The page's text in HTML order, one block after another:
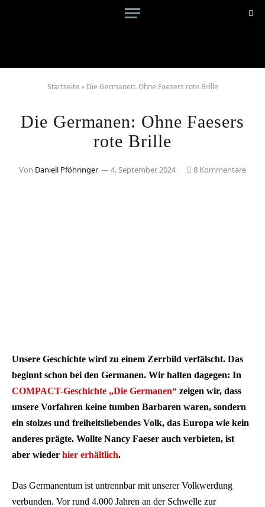
Startseite » Die Germanen: Ohne Faesers rote Brille
Die Germanen: Ohne Faesers
rote Brille
Von Daniell Pföhringer 4. September 2024 8 Kommentare
Unsere Geschichte wird zu einem Zerrbild verfälscht. Das
beginnt schon bei den Germanen. Wir halten dagegen: In
COMPACT-Geschichte „Die Germanen“ zeigen wir, dass
unsere Vorfahren keine tumben Barbaren waren, sondern
ein stolzes und freiheitsliebendes Volk, das Europa wie kein
anderes prägte. Wollte Nancy Faeser auch verbieten, ist
aber wieder hier erhältlich.
Das Germanentum ist untrennbar mit unserer Volkwerdung
verbunden. Vor rund 4.000 Jahren an der Schwelle zur